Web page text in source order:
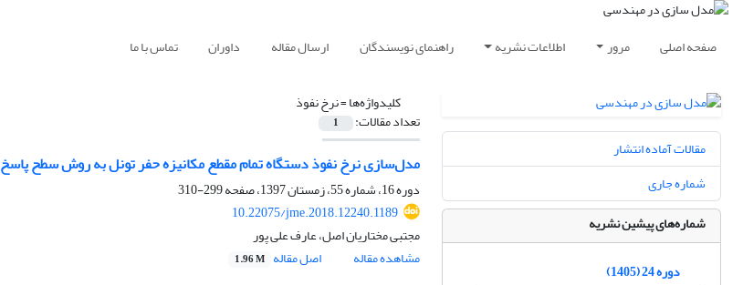
صفحه اصلی مرور اطلاعات نشریه راهنمای نویسندگان ارسال مقاله داوران تماس با ما
کلیدواژه‌ها =نرخ نفوذ
تعداد مقالات: 1
مدل‌سازی نرخ نفوذ دستگاه تمام مقطع مکانیزه حفر تونل به روش سطح پاسخ
دوره 16، شماره 55، زمستان 1397، صفحه
299-310
10.22075/jme.2018.12240.1189
مجتبی مختاریان اصل، عارف علی پور
مشاهده مقاله
اصل مقاله 1.96 M
مقالات آماده انتشار
شماره جاری
شماره‌های پیشین نشریه
دوره 24 (1405)